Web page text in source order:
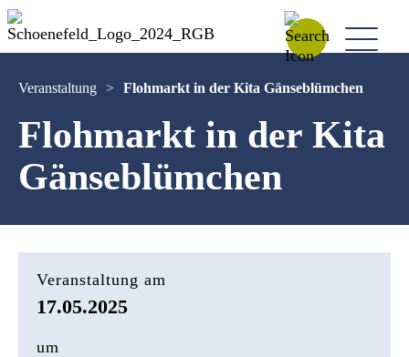
Veranstaltung > Flohmarkt in der Kita Gänseblümchen
Flohmarkt in der Kita
Gänseblümchen
Veranstaltung am
17.05.2025
um